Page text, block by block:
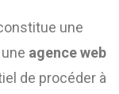
une
agence web
de procéder à